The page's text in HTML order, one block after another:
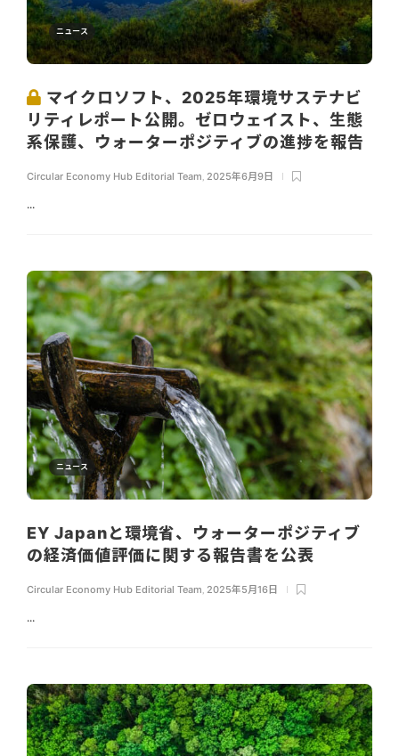
ニュース
マイクロソフト、2025年環境サステナビ
リティレポート公開。ゼロウェイスト、生態
系保護、ウォーターポジティブの進捗を報告
Circular Economy Hub Editorial Team, 2025年6月9日
...
ニュース
EY Japanと環境省、ウォーターポジティブ
の経済価値評価に関する報告書を公表
Circular Economy Hub Editorial Team 2025年5月16日
...